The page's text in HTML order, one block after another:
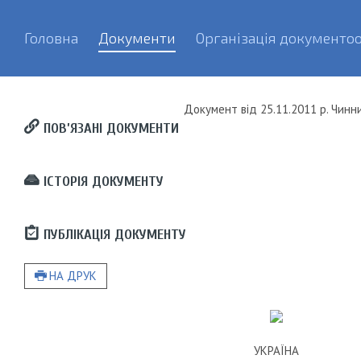
Головна Документи Організація
Документ від 25.11.2011 р.
ПОВ’ЯЗАНІ ДОКУМЕНТИ
ІСТОРІЯ ДОКУМЕНТУ
ПУБЛІКАЦІЯ ДОКУМЕНТУ
НА ДРУК
УКРАЇНА